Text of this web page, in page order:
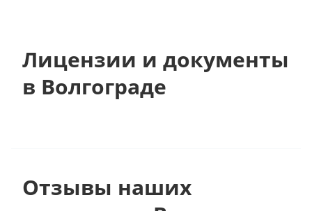
Лицензии и документы
в Волгограде
Отзывы наших